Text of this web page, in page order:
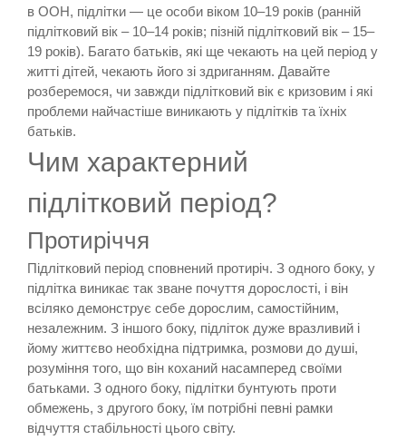
в ООН, підлітки — це особи віком 10–19 років (ранній
підлітковий вік – 10–14 років; пізній підлітковий вік – 15–
19 років). Багато батьків, які ще чекають на цей період у
житті дітей, чекають його зі здриганням. Давайте
розберемося, чи завжди підлітковий вік є кризовим і які
проблеми найчастіше виникають у підлітків та їхніх
батьків.
Чим характерний
підлітковий період?
Протиріччя
Підлітковий період сповнений протиріч. З одного боку, у
підлітка виникає так зване почуття дорослості, і він
всіляко демонструє себе дорослим, самостійним,
незалежним. З іншого боку, підліток дуже вразливий і
йому життєво необхідна підтримка, розмови до душі,
розуміння того, що він коханий насамперед своїми
батьками. З одного боку, підлітки бунтують проти
обмежень, з другого боку, їм потрібні певні рамки
відчуття стабільності цього світу.